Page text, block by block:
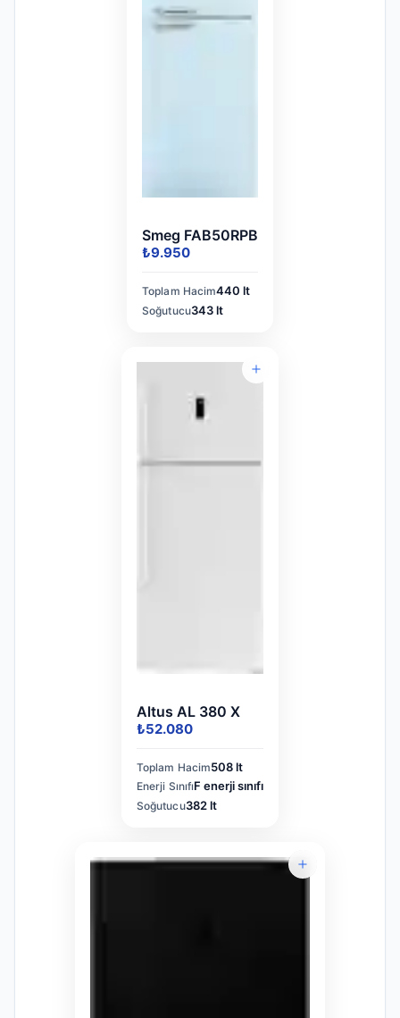
Smeg FAB50RPB
₺9.950
Toplam Hacim440 lt
Soğutucu343 lt
Altus AL 380 X
₺52.080
Toplam Hacim508 lt
Enerji SınıfıF enerji sınıfı
Soğutucu382 lt